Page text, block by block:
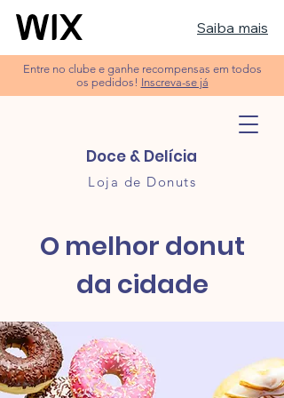
Saiba mais